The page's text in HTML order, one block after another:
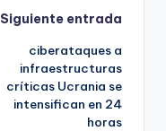
Siguiente entrada
ciberataques a
infraestructuras
críticas Ucrania se
intensifican en 24
horas